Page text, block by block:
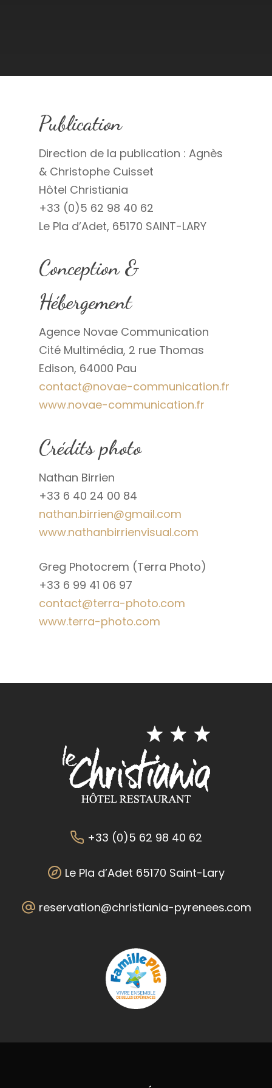
Publication
Direction de la publication : Agnès
& Christophe Cuisset
Hôtel Christiania
+33 (0)5 62 98 40 62
Le Pla d’Adet, 65170 SAINT-LARY
Conception &
Hébergement
Agence Novae Communication
Cité Multimédia, 2 rue Thomas
Edison, 64000 Pau
contact@novae-communication.fr
www.novae-communication.fr
Crédits photo
Nathan Birrien
+33 6 40 24 00 84
nathan.birrien@gmail.com
www.nathanbirrienvisual.com
Greg Photocrem (Terra Photo)
+33 6 99 41 06 97
contact@terra-photo.com
www.terra-photo.com
+33 (0)5 62 98 40 62
Le Pla d’Adet 65170 Saint-Lary
reservation@christiania-pyrenees.com